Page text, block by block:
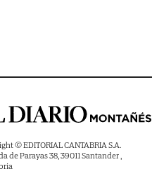
© EDITORIAL CANTABRIA S.A.
de Parayas 38, 39011 Santander ,